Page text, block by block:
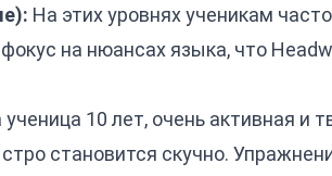
На этих уровнях ученикам
на нюансах языка, что
10 лет, очень активная и
становится скучно.